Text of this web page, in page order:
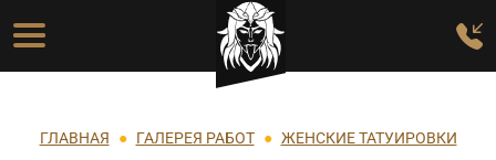
Перейти к основному содержанию
Основная навигация
Строка навигации
ГЛАВНАЯ ГАЛЕРЕЯ РАБОТ ЖЕНСКИЕ ТАТУИРОВКИ